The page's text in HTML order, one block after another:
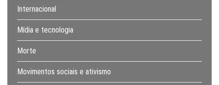
Internacional
Mídia e tecnologia
Morte
Movimentos sociais e ativismo